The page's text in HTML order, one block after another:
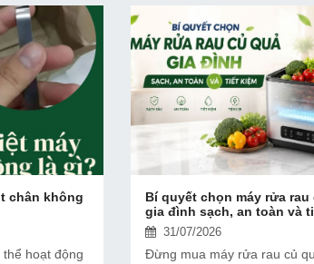
chân không
hoạt động
Bí quyết chọn máy rửa rau
gia đình sạch, an toàn và
31/07/2026
Đừng mua máy rửa rau củ